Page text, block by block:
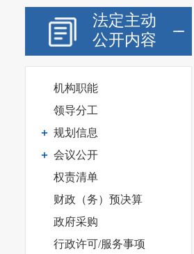
法定主动
公开内容
机构职能
领导分工
规划信息
会议公开
权责清单
财政（务）预决算
政府采购
行政许可/服务事项